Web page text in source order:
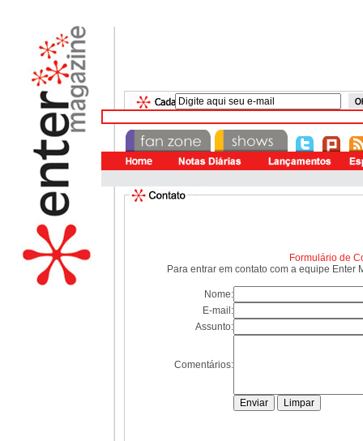
Formulário de
Para entrar em contato com a equipe Enter
Nome:
E-mail:
Assunto:
Comentários: